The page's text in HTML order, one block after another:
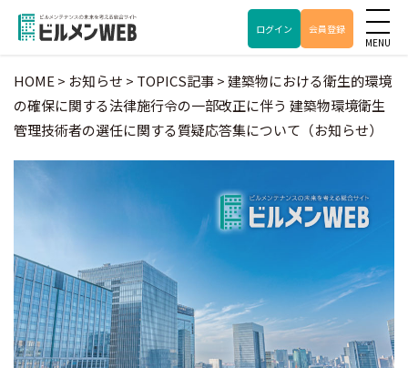
ログイン 会員登録
HOME > お知らせ > TOPICS記事>建築物における衛生的環境
の確保に関する法律施行令の一部改正に伴う 建築物環境衛生
管理技術者の選任に関する質疑応答集について（お知らせ）